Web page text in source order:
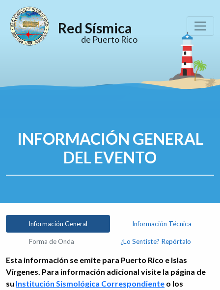
Red Sísmica
de Puerto Rico
INFORMACIÓN GENERAL
DEL EVENTO
Información General Información Técnica
Forma de Onda ¿Lo Sentiste? Repórtalo
Esta información se emite para Puerto Rico e Islas
Vírgenes. Para información adicional visite la página de
su Institución Sismológica Correspondiente o los